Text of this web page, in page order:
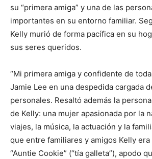
su “primera amiga” y una de las
importantes en su entorno familiar.
Kelly murió de forma pacífica en su
sus seres queridos.
“Mi primera amiga y confidente de
Jamie Lee en una despedida cargada
personales. Resaltó además la
de Kelly: una mujer apasionada por la
viajes, la música, la actuación y la
que entre familiares y amigos Kelly
“Auntie Cookie” (“tía galleta”), apodo